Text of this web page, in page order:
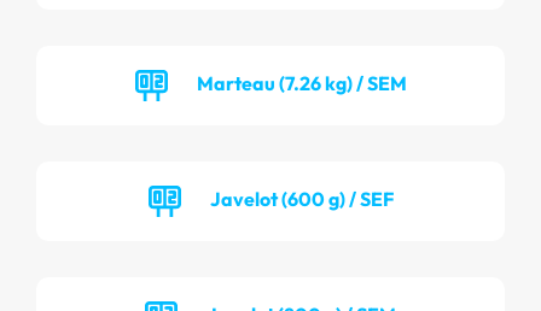
Marteau (7.26 kg) / SEM
Javelot (600 g) / SEF